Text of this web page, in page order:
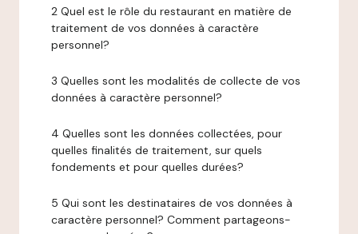
2 Quel est le rôle du restaurant en matière de
traitement de vos données à caractère
personnel?
3 Quelles sont les modalités de collecte de vos
données à caractère personnel?
4 Quelles sont les données collectées, pour
quelles finalités de traitement, sur quels
fondements et pour quelles durées?
5 Qui sont les destinataires de vos données à
caractère personnel? Comment partageons-